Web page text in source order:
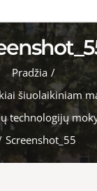
Pradžia /
šiuolaikiniam
technologijų
Screenshot_55